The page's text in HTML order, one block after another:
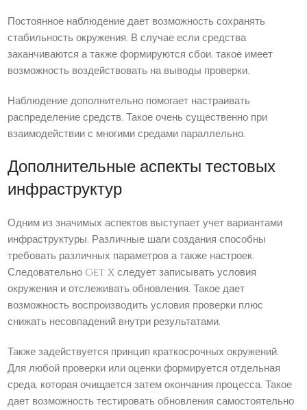
Постоянное наблюдение дает возможность сохранять
стабильность окружения. В случае если средства
заканчиваются а также формируются сбои, такое имеет
возможность воздействовать на выводы проверки.
Наблюдение дополнительно помогает настраивать
распределение средств. Такое очень существенно при
взаимодействии с многими средами параллельно.
Дополнительные аспекты тестовых
инфраструктур
Одним из значимых аспектов выступает учет вариантами
инфраструктуры. Различные шаги создания способны
требовать различных параметров а также настроек.
Следовательно Get X следует записывать условия
окружения и отслеживать обновления. Такое дает
возможность воспроизводить условия проверки плюс
снижать несовпадений внутри результатами.
Также задействуется принцип краткосрочных окружений.
Для любой проверки или оценки формируется отдельная
среда, которая очищается затем окончания процесса. Такое
дает возможность тестировать обновления самостоятельно